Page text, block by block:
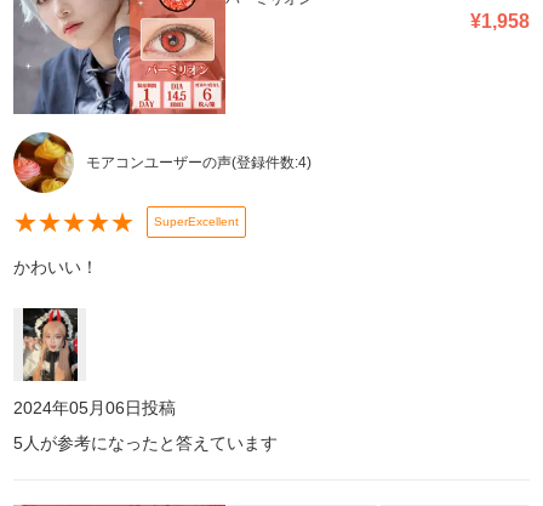
¥1,958
モアコンユーザーの声(登録件数:4)
★★★★★ SuperExcellent
かわいい！
2024年05月06日投稿
5人が参考になったと答えています